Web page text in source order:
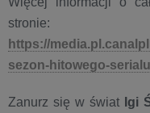
stronie:
https://
sezon-hitowego-
Zanurz się w świat Igi